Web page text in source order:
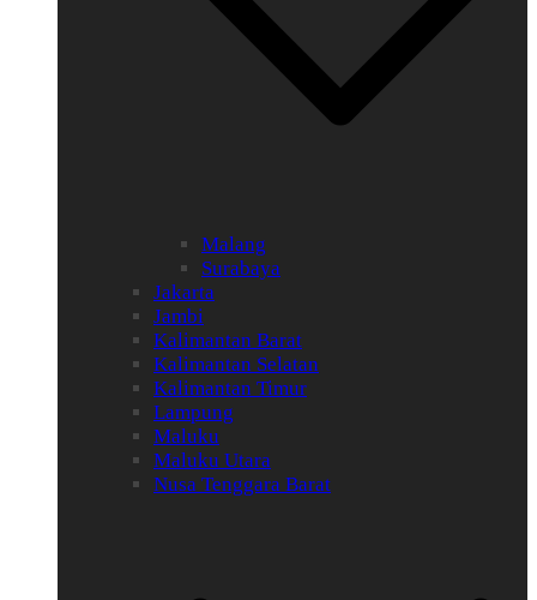
Malang
Surabaya
Jakarta
Jambi
Kalimantan Barat
Kalimantan Selatan
Kalimantan Timur
Lampung
Maluku
Maluku Utara
Nusa Tenggara Barat